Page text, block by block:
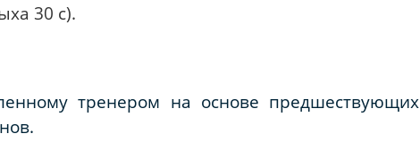
30 с).
тренером на основе предшествующих